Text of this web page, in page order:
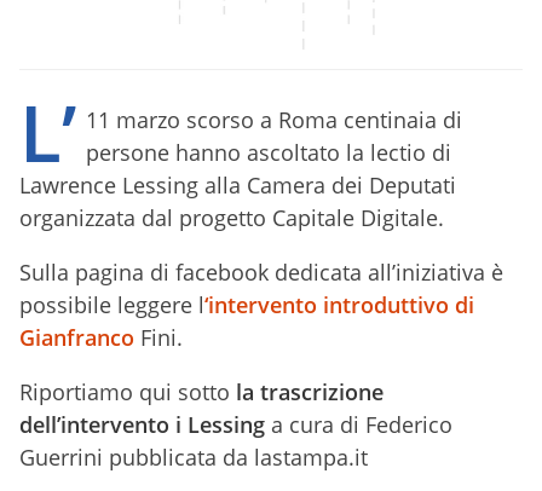
L’ 11 marzo scorso a Roma centinaia di
persone hanno ascoltato la lectio di
Lawrence Lessing alla Camera dei Deputati
organizzata dal progetto Capitale Digitale.
Sulla pagina di facebook dedicata all’iniziativa è
possibile leggere l‘intervento introduttivo di
Gianfranco Fini.
Riportiamo qui sotto la trascrizione
dell’intervento i Lessing a cura di Federico
Guerrini pubblicata da lastampa.it